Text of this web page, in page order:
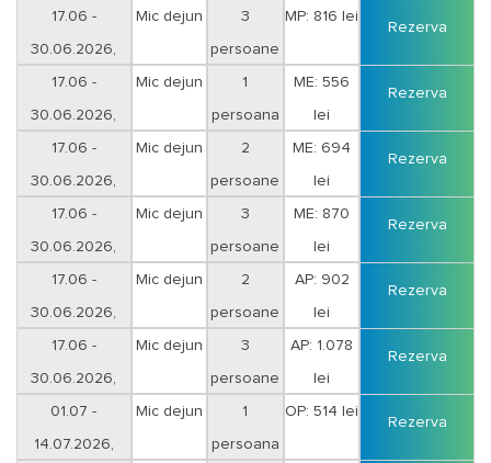
17.06 -
30.06.2026,
Mic dejun 3
persoane
MP: 816 lei
Rezerva
17.06 -
30.06.2026,
Mic dejun 1
persoana
ME: 556
lei
Rezerva
17.06 -
30.06.2026,
Mic dejun 2
persoane
ME: 694
lei
Rezerva
17.06 -
30.06.2026,
Mic dejun 3
persoane
ME: 870
lei
Rezerva
17.06 -
30.06.2026,
Mic dejun 2
persoane
AP: 902
lei
Rezerva
17.06 -
30.06.2026,
Mic dejun 3
persoane
AP: 1.078
lei
Rezerva
01.07 -
14.07.2026,
Mic dejun 1
persoana
OP: 514 lei
Rezerva